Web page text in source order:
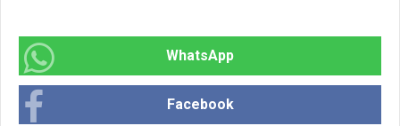
WhatsApp
Facebook